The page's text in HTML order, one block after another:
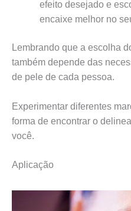
efeito desejado e
encaixe melhor no
Lembrando que a escolha
também depende das
de pele de cada pessoa.
Experimentar diferentes
forma de encontrar o
você.
Aplicação